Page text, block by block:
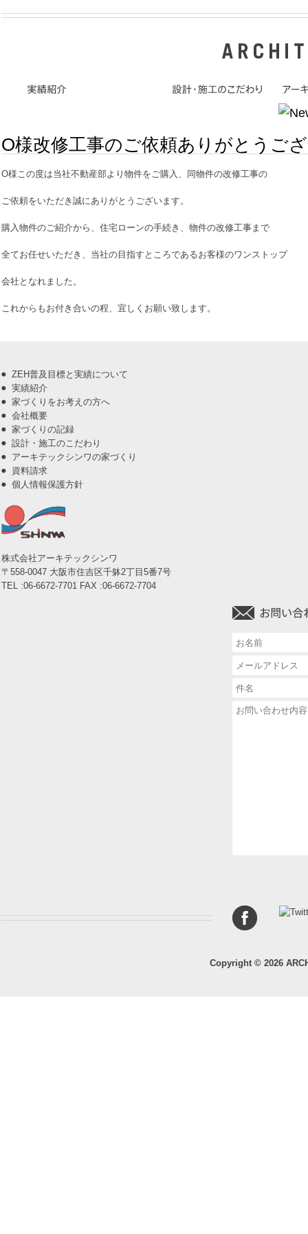
O様改修工事のご依頼ありがとうご
O様この度は当社不動産部より物件をご購入、同物件の改修工事の
ご依頼をいただき誠にありがとうございます。
購入物件のご紹介から、住宅ローンの手続き、物件の改修工事まで
全てお任せいただき、当社の目指すところであるお客様のワンストップ
会社となれました。
これからもお付き合いの程、宜しくお願い致します。
ZEH普及目標と実績について
実績紹介
家づくりをお考えの方へ
会社概要
家づくりの記録
設計・施工のこだわり
アーキテックシンワの家づくり
資料請求
個人情報保護方針
株式会社アーキテックシンワ
〒558-0047 大阪市住吉区千躰2丁目5番7号
TEL :06-6672-7701 FAX :06-6672-7704
Copyright © 2026